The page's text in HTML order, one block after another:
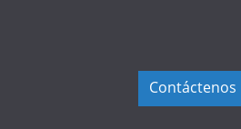
Contáctenos